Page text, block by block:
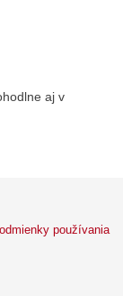
aj v
používania